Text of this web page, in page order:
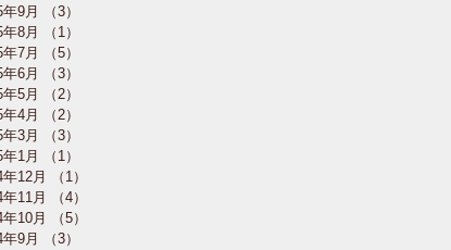
9月
（3）
8月
（1）
7月
（5）
6月
（3）
5月
（2）
4月
（2）
3月
（3）
1月
（1）
12月
（1）
11月
（4）
10月
（5）
9月
（3）